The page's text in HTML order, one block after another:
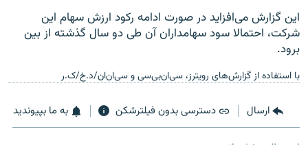
این گزارش می‌افزاید در صورت ادامه رکود ارزش سهام این
شرکت، احتمالا سود سهامداران آن طی دو سال گذشته از بین
برود.
با استفاده از گزارش‌های رویترز، سی‌ان‌بی‌سی و سی‌ان‌ان/د.خ/ک.ر
ارسال دسترسی بدون فیلترشکن به ما بپیوندید